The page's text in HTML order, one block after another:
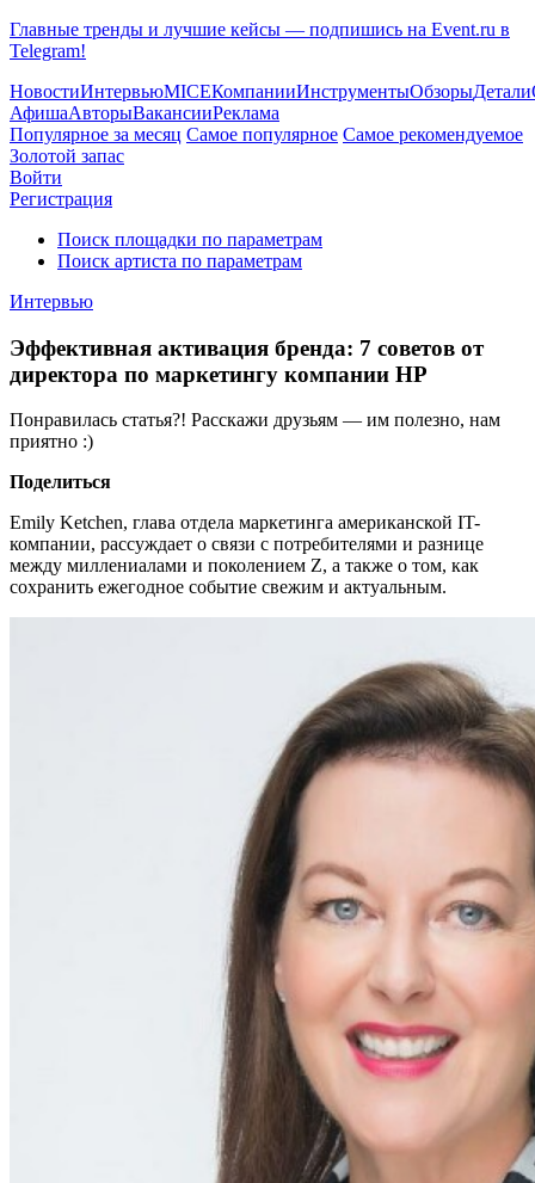
Главные тренды и лучшие кейсы — подпишись на Event.ru в
Telegram!
НовостиИнтервьюMICEКомпанииИнструментыОбзорыДетали
АфишаАвторыВакансииРеклама
Популярное за месяц Самое популярное Самое рекомендуемое
Золотой запас
Войти
Регистрация
Поиск площадки по параметрам
Поиск артиста по параметрам
Интервью
Эффективная активация бренда: 7 советов от
директора по маркетингу компании HP
Понравилась статья?! Расскажи друзьям — им полезно, нам
приятно :)
Поделиться
Emily Ketchen, глава отдела маркетинга американской IT-
компании, рассуждает о связи с потребителями и разнице
между миллениалами и поколением Z, а также о том, как
сохранить ежегодное событие свежим и актуальным.